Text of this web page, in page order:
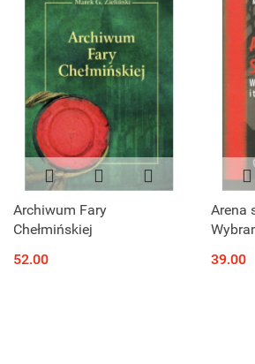
Archiwum Fary
Chełmińskiej
52.00
Arena
39.00